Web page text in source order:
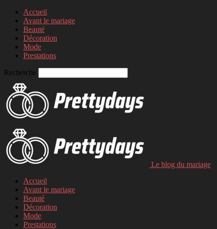
Accueil
Avant le mariage
Beauté
Décoration
Mode
Prestations
Recherche
Le blog du mariage
Accueil
Avant le mariage
Beauté
Décoration
Mode
Prestations